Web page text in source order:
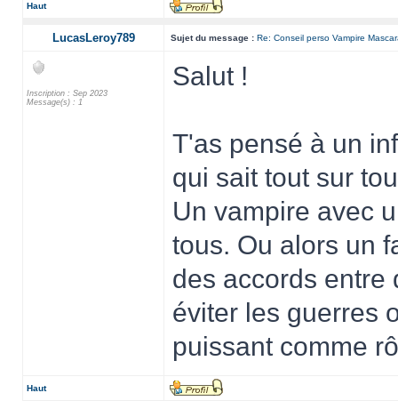
Haut
LucasLeroy789 Sujet du message : Re: Conseil perso Vampire
Inscription : Sep 2023
Message(s) : 1
Salut !
T'as pensé à un
qui sait tout sur
Un vampire avec
tous. Ou alors un
des accords entre
éviter les guerres
puissant comme
Haut